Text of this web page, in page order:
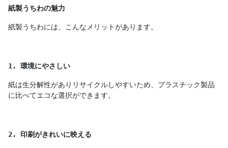
紙製うちわの魅力
紙製うちわには、こんなメリットがあります。
1. 環境にやさしい
紙は生分解性がありリサイクルしやすいため、プラスチック製品
に比べてエコな選択ができます。
2. 印刷がきれいに映える